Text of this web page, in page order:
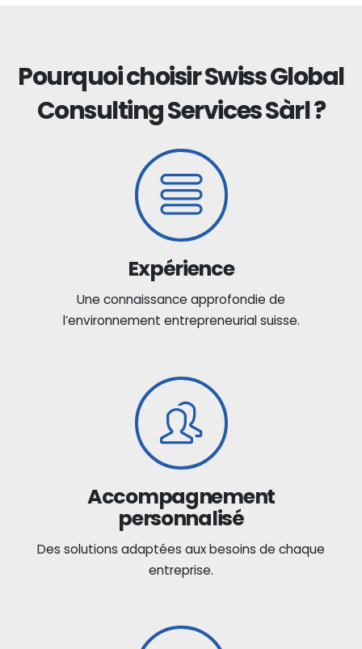
Pourquoi choisir Swiss Global
Consulting Services Sàrl ?
Expérience
Une connaissance approfondie de
l’environnement entrepreneurial suisse.
Accompagnement
personnalisé
Des solutions adaptées aux besoins de chaque
entreprise.